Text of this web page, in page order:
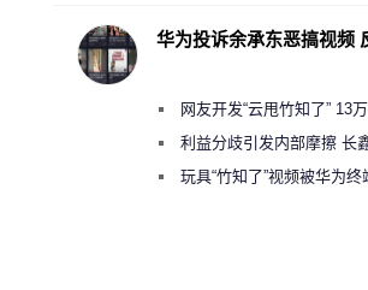
华为投诉余承东恶搞视频
网友开发“云甩竹知了” 13
利益分歧引发内部摩擦 长
师驱逐出研发基地
玩具“竹知了”视频被华为